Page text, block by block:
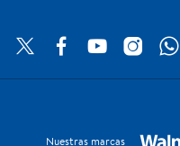
Nuestras marcas